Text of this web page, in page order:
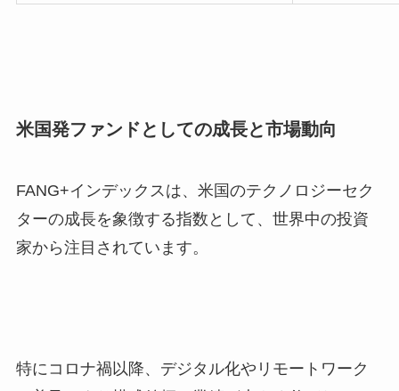
米国発ファンドとしての成長と市場動向
FANG+インデックスは、米国のテクノロジーセク
ターの成長を象徴する指数として、世界中の投資
家から注目されています。
特にコロナ禍以降、デジタル化やリモートワーク